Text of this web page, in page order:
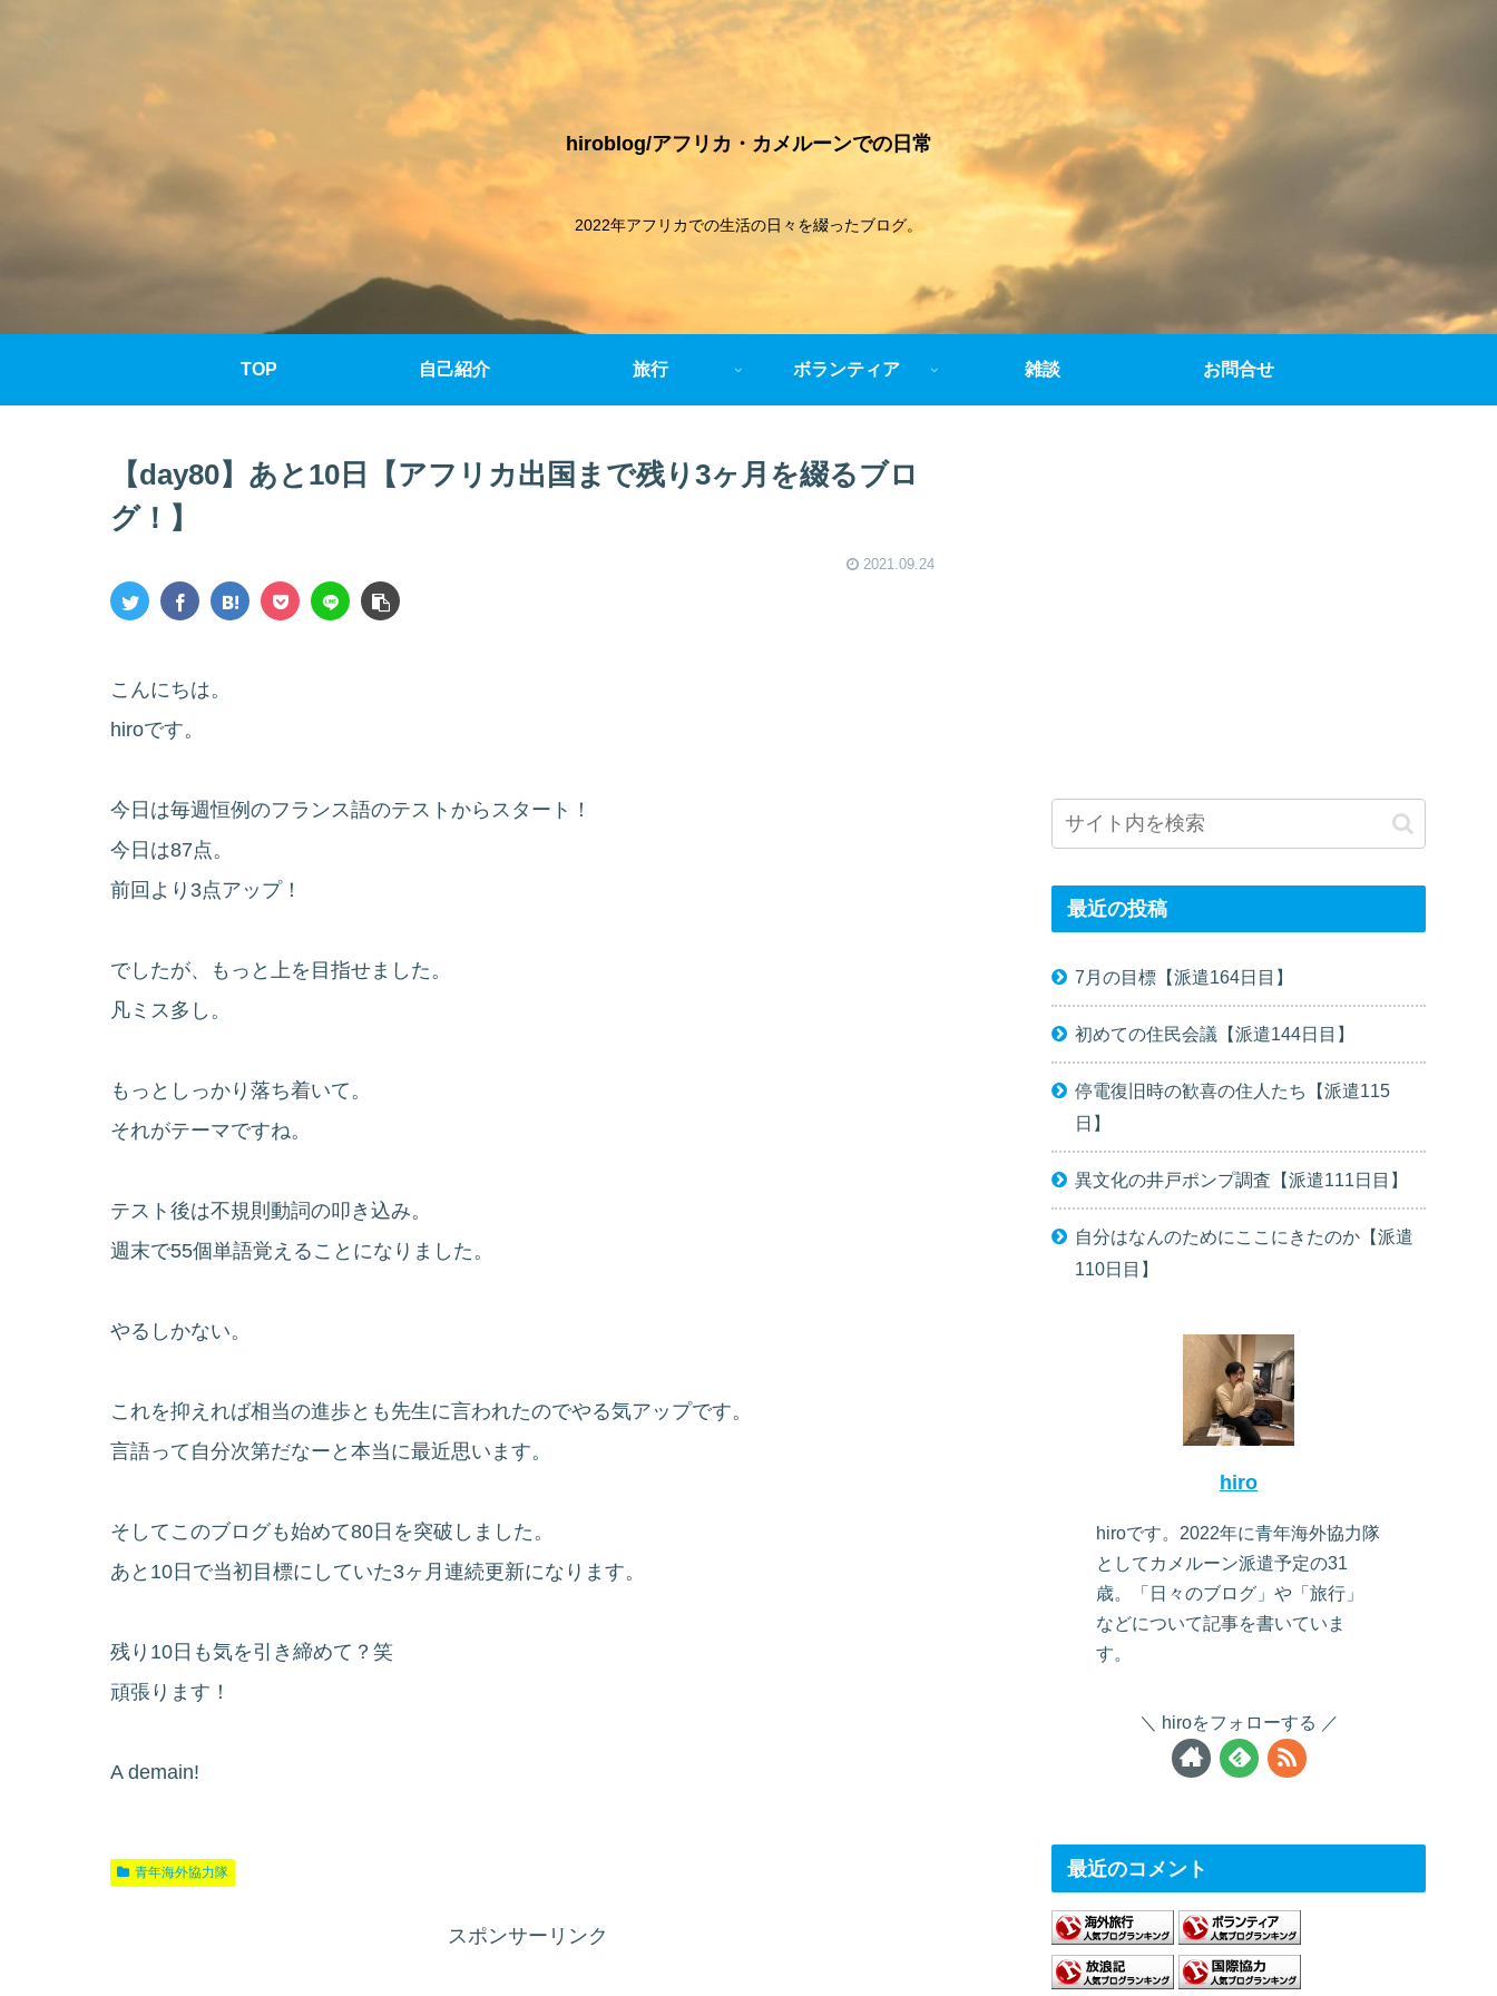
hiroblog/アフリカ・カメルーンでの日常
2022年アフリカでの生活の日々を綴ったブログ。
TOP 自己紹介 旅行 ボランティア 雑談 お問合せ
【day80】あと10日【アフリカ出国まで残り3ヶ月を綴るブロ
グ！】
2021.09.24
こんにちは。
hiroです。
今日は毎週恒例のフランス語のテストからスタート！
今日は87点。
前回より3点アップ！
でしたが、もっと上を目指せました。
凡ミス多し。
もっとしっかり落ち着いて。
それがテーマですね。
テスト後は不規則動詞の叩き込み。
週末で55個単語覚えることになりました。
やるしかない。
これを抑えれば相当の進歩とも先生に言われたのでやる気アップです。
言語って自分次第だなーと本当に最近思います。
そしてこのブログも始めて80日を突破しました。
あと10日で当初目標にしていた3ヶ月連続更新になります。
残り10日も気を引き締めて？笑
頑張ります！
A demain!
青年海外協力隊
スポンサーリンク
最近の投稿
7月の目標【派遣164日目】
初めての住民会議【派遣144日目】
停電復旧時の歓喜の住人たち【派遣115
日】
異文化の井戸ポンプ調査【派遣111日目】
自分はなんのためにここにきたのか【派遣
110日目】
hiro
hiroです。2022年に青年海外協力隊
としてカメルーン派遣予定の31
歳。「日々のブログ」や「旅行」
などについて記事を書いていま
す。
hiroをフォローする
最近のコメント